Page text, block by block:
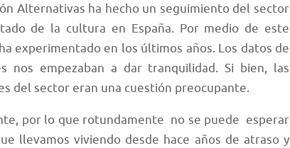
Alternativas ha hecho un seguimiento del sector
de la cultura en España. Por medio de este
experimentado en los últimos años. Los datos de
nos empezaban a dar tranquilidad. Si bien, las
del sector eran una cuestión preocupante.
por lo que rotundamente no se puede esperar
llevamos viviendo desde hace años de atraso y